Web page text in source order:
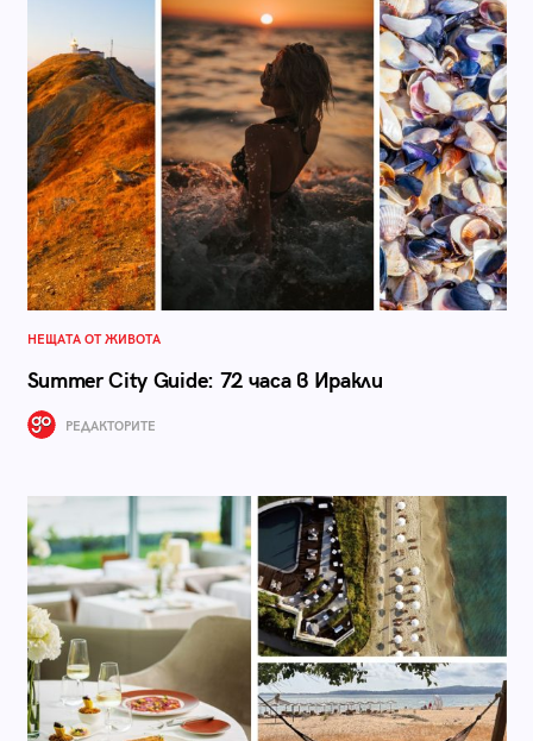
НЕЩАТА ОТ ЖИВОТА
Summer City Guide: 72 часа в Иракли
РЕДАКТОРИТЕ